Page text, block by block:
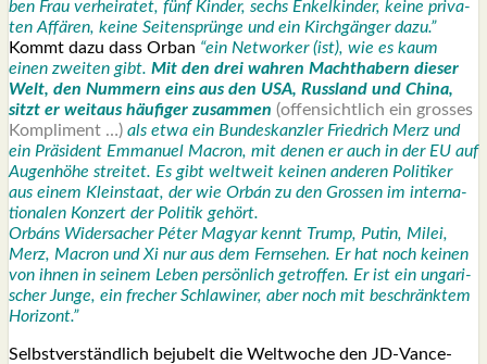
ben Frau ver­hei­ra­tet, fünf Kin­der, sechs Enkel­kin­der, kei­ne pri­va­
ten Affä­ren, kei­ne Sei­ten­sprün­ge und ein Kirch­gän­ger dazu.”
Kommt dazu dass Orban “ein Net­wor­ker (ist), wie es kaum
einen zwei­ten gibt. Mit den drei wah­ren Macht­ha­bern die­ser
Welt, den Num­mern eins aus den USA, Russ­land und Chi­na,
sitzt er weit­aus häu­fi­ger zusam­men (offen­sicht­lich ein gros­ses
Kom­pli­ment …) als etwa ein Bun­des­kanz­ler Fried­rich Merz und
ein Prä­si­dent Emma­nu­el Macron, mit denen er auch in der EU auf
Augen­hö­he strei­tet. Es gibt welt­weit kei­nen ande­ren Poli­ti­ker
aus einem Klein­staat, der wie Orbán zu den Gros­sen im inter­na­
tio­na­len Kon­zert der Poli­tik gehört.
Orbáns Wider­sa­cher Péter Magyar kennt Trump, Putin, Milei,
Merz, Macron und Xi nur aus dem Fern­se­hen. Er hat noch kei­nen
von ihnen in sei­nem Leben per­sön­lich getrof­fen. Er ist ein unga­ri­
scher Jun­ge, ein fre­cher Schla­wi­ner, aber noch mit beschränk­tem
Hori­zont.”
Selbst­ver­ständ­lich beju­belt die Welt­wo­che den JD-Van­ce-